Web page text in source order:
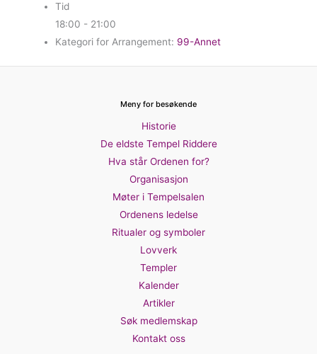
Tid
18:00 - 21:00
Kategori for Arrangement: 99-Annet
Meny for besøkende
Historie
De eldste Tempel Riddere
Hva står Ordenen for?
Organisasjon
Møter i Tempelsalen
Ordenens ledelse
Ritualer og symboler
Lovverk
Templer
Kalender
Artikler
Søk medlemskap
Kontakt oss